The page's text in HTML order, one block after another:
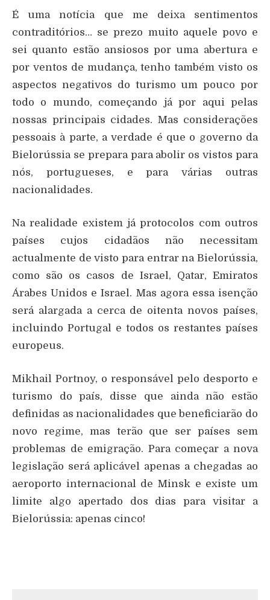
É uma notícia que me deixa sentimentos
contraditórios… se prezo muito aquele povo e
sei quanto estão ansiosos por uma abertura e
por ventos de mudança, tenho também visto os
aspectos negativos do turismo um pouco por
todo o mundo, começando já por aqui pelas
nossas principais cidades. Mas considerações
pessoais à parte, a verdade é que o governo da
Bielorússia se prepara para abolir os vistos para
nós, portugueses, e para várias outras
nacionalidades.
Na realidade existem já protocolos com outros
países cujos cidadãos não necessitam
actualmente de visto para entrar na Bielorússia,
como são os casos de Israel, Qatar, Emiratos
Árabes Unidos e Israel. Mas agora essa isenção
será alargada a cerca de oitenta novos países,
incluindo Portugal e todos os restantes países
europeus.
Mikhail Portnoy, o responsável pelo desporto e
turismo do país, disse que ainda não estão
definidas as nacionalidades que beneficiarão do
novo regime, mas terão que ser países sem
problemas de emigração. Para começar a nova
legislação será aplicável apenas a chegadas ao
aeroporto internacional de Minsk e existe um
limite algo apertado dos dias para visitar a
Bielorússia: apenas cinco!